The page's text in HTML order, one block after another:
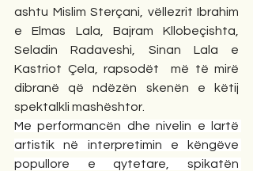
ashtu Mislim Sterçani, vëllezrit Ibrahim
e Elmas Lala, Bajram Kllobeçishta,
Seladin Radaveshi, Sinan Lala e
Kastriot Çela, rapsodët  më të mirë
dibranë që ndëzën skenën e këtij
spektalkli mashështor.
Me performancën dhe nivelin e lartë
artistik në interpretimin e këngëve
popullore e qytetare, spikatën